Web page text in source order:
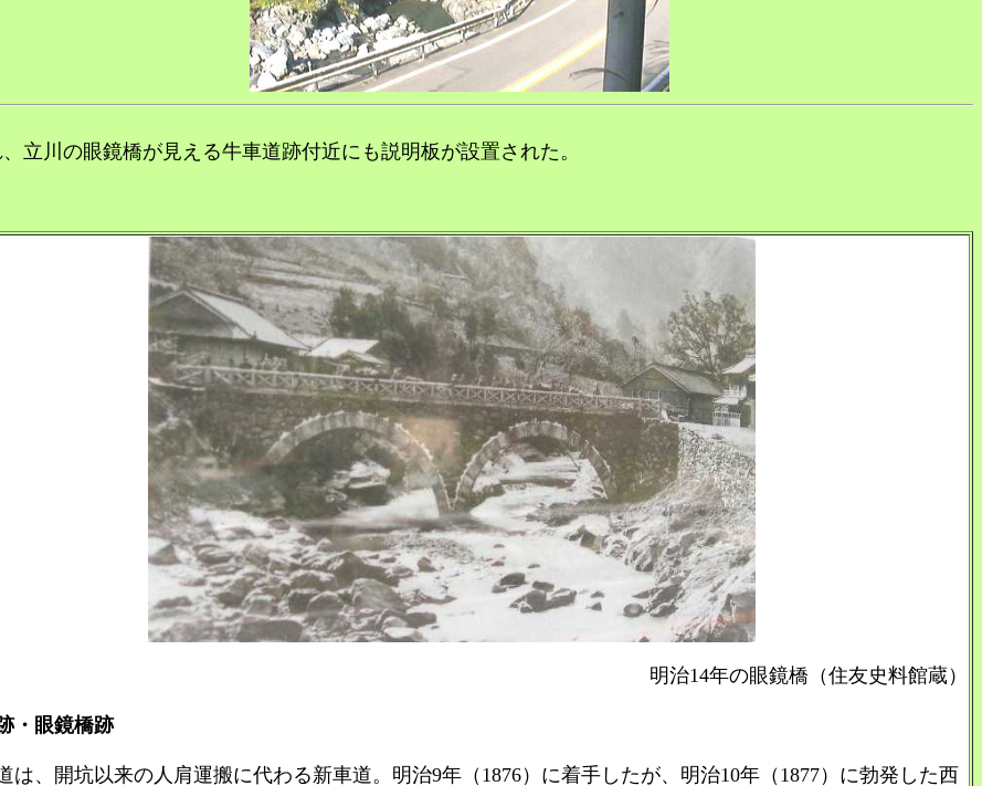
川の眼鏡橋が見える牛車道跡付近にも説明板が設置された。
明治14年の眼鏡橋（住友史料館蔵）
・眼鏡橋跡
は、開坑以来の人肩運搬に代わる新車道。明治9年（1876）に着手したが、明治10年（1877）に勃発した西